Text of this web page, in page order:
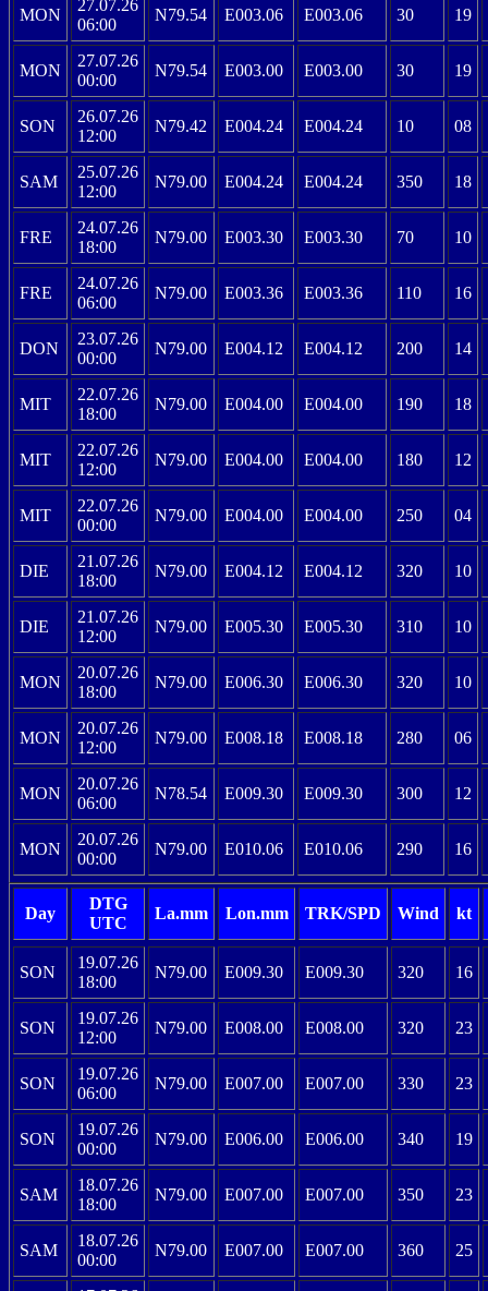
MON
27.07.26
06:00
N79.54 E003.06 E003.06 30 19
MON
27.07.26
00:00
N79.54 E003.00 E003.00 30 19
SON
26.07.26
12:00
N79.42 E004.24 E004.24 10 08
SAM
25.07.26
12:00
N79.00 E004.24 E004.24 350 18
FRE
24.07.26
18:00
N79.00 E003.30 E003.30 70 10
FRE
24.07.26
06:00
N79.00 E003.36 E003.36 110 16
DON
23.07.26
00:00
N79.00 E004.12 E004.12 200 14
MIT
22.07.26
18:00
N79.00 E004.00 E004.00 190 18
MIT
22.07.26
12:00
N79.00 E004.00 E004.00 180 12
MIT
22.07.26
00:00
N79.00 E004.00 E004.00 250 04
DIE
21.07.26
18:00
N79.00 E004.12 E004.12 320 10
DIE
21.07.26
12:00
N79.00 E005.30 E005.30 310 10
MON
20.07.26
18:00
N79.00 E006.30 E006.30 320 10
MON
20.07.26
12:00
N79.00 E008.18 E008.18 280 06
MON
20.07.26
06:00
N78.54 E009.30 E009.30 300 12
MON
20.07.26
00:00
N79.00 E010.06 E010.06 290 16
Day
DTG
UTC
La.mm Lon.mm TRK/SPD Wind kt
SON
19.07.26
18:00
N79.00 E009.30 E009.30 320 16
SON
19.07.26
12:00
N79.00 E008.00 E008.00 320 23
SON
19.07.26
06:00
N79.00 E007.00 E007.00 330 23
SON
19.07.26
00:00
N79.00 E006.00 E006.00 340 19
SAM
18.07.26
18:00
N79.00 E007.00 E007.00 350 23
SAM
18.07.26
00:00
N79.00 E007.00 E007.00 360 25